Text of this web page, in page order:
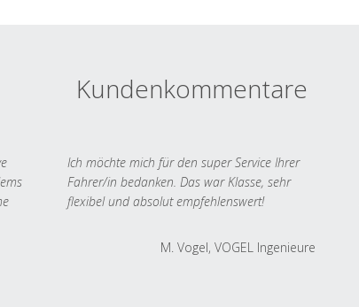
Kundenkommentare
Ich möchte mich für den super Service Ihrer
Fahrer/in bedanken. Das war Klasse, sehr
flexibel und absolut empfehlenswert!
M. Vogel, VOGEL Ingenieure